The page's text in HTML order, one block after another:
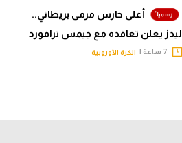
أغلى حارس مرمى بريطاني..
ليدز يعلن تعاقده مع جيمس ترافورد
الكرة الأوروبية